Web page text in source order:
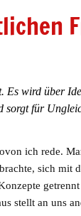
Es wird über
sorgt für
ich rede.
sich mit
stellt an uns